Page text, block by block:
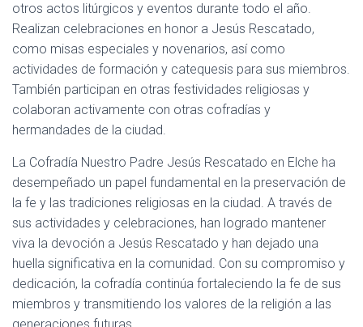
otros actos litúrgicos y eventos durante todo el año.
Realizan celebraciones en honor a Jesús Rescatado,
como misas especiales y novenarios, así como
actividades de formación y catequesis para sus miembros.
También participan en otras festividades religiosas y
colaboran activamente con otras cofradías y
hermandades de la ciudad.
La Cofradía Nuestro Padre Jesús Rescatado en Elche ha
desempeñado un papel fundamental en la preservación de
la fe y las tradiciones religiosas en la ciudad. A través de
sus actividades y celebraciones, han logrado mantener
viva la devoción a Jesús Rescatado y han dejado una
huella significativa en la comunidad. Con su compromiso y
dedicación, la cofradía continúa fortaleciendo la fe de sus
miembros y transmitiendo los valores de la religión a las